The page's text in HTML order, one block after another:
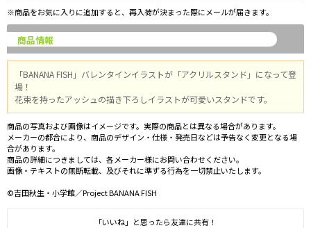
※商品をお気に入りに追加すると、再入荷が決まった際にメールが届きます。
商品情報
「BANANA FISH」バレンタインイラストが「アクリルスタンド」になって登
場！
花束を持ったアッシュの描き下ろしイラストが可愛いスタンドです。
商品の写真および画像はイメージです。実際の商品とは異なる場合があります。
メーカーの都合により、商品のデザイン・仕様・発売日などは予告なく変更となる場
合があります。
商品の詳細につきましては、各メーカー様にお問い合わせください。
画像・テキストの無断転載、及びそれに準ずる行為を一切禁止いたします。
©吉田秋生・小学館／Project BANANA FISH
「いいね」と思ったら友達に共有！